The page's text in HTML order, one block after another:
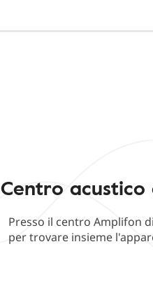
Centro acustico
Presso il centro Amplifon
per trovare insieme